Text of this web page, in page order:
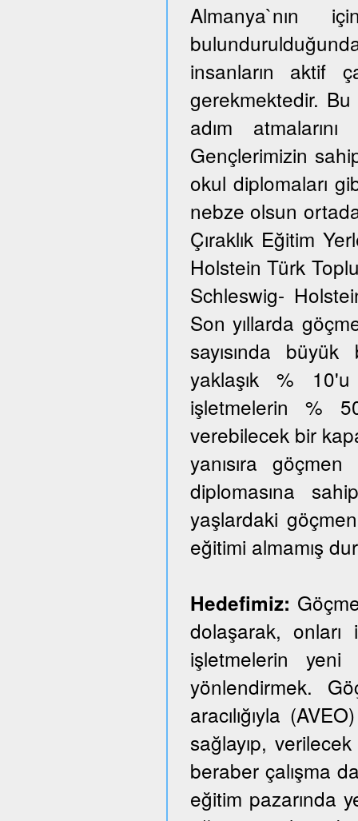
Almanya`nın
insanların aktif
gerekmektedir.
adım
Gençlerimizin
okul diplomaları
nebze olsun
Çıraklık Eğitim
Holstein Türk
Schleswig-
Son yıllarda
sayısında
yaklaşık %
işletmelerin %
verebilecek bir
yanısıra
diplomasına
yaşlardaki
eğitimi almamış
Hedefimiz:
dolaşarak,
işletmelerin
yönlendirmek.
aracılığıyla
sağlayıp,
beraber çalışma
eğitim pazarında